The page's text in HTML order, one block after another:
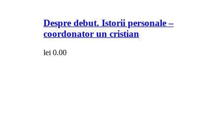
Despre debut. Istorii personale –
coordonator un cristian
lei 0.00